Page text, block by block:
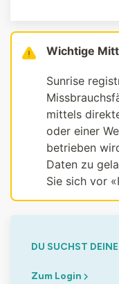
Wichtige
Sunrise
mittels
oder einer
betrieben
Daten zu
Sie sich vor
DU SUCHST
Zum Login